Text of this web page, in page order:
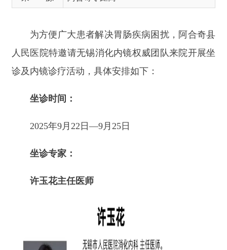
诊及内镜诊疗活动，具体安排如下：
坐诊时间：
2025年9月22日—9月25日